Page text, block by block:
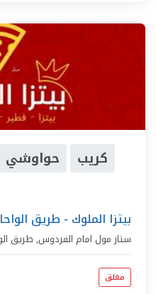
حواوشي
كريب
بيتزا الملوك - طريق
ستار مول امام الفردوس, طريق
مغلق